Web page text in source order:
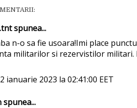
spunea...
n-o sa fie usoara!Imi place
militarilor si rezervistilor
ianuarie 2023 la 02:41:00 EET
spunea...